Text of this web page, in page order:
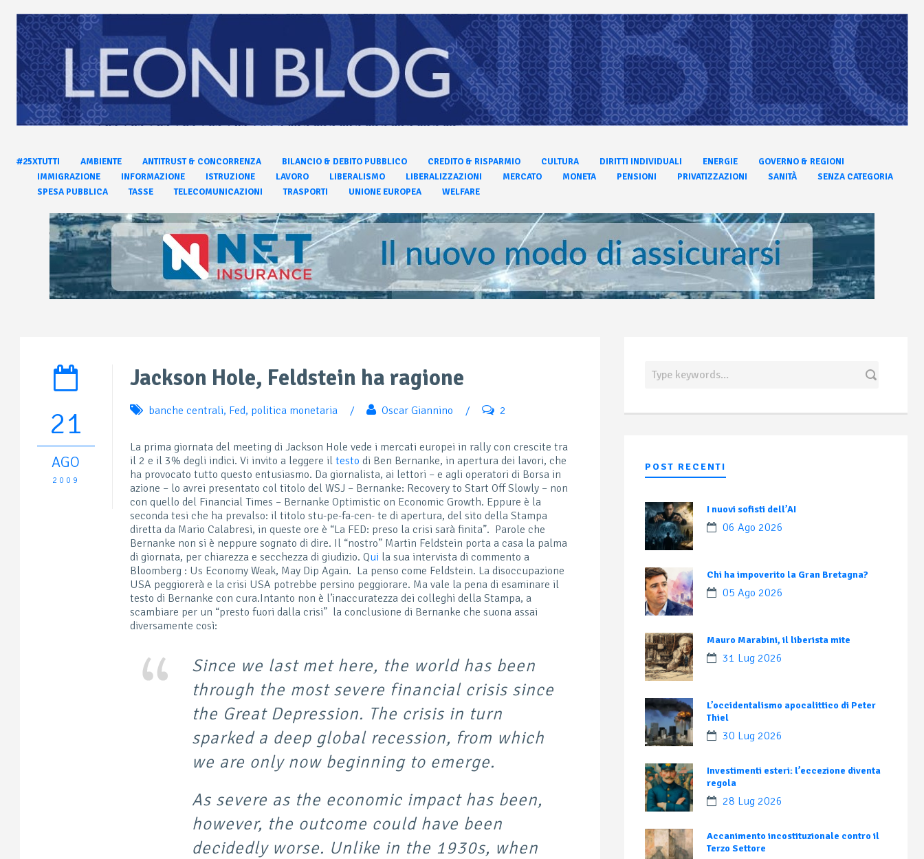
#25XTUTTI AMBIENTE ANTITRUST & CONCORRENZA BILANCIO & DEBITO PUBBLICO CREDITO & RISPARMIO CULTURA DIRITTI INDIVIDUALI ENERGIE
GOVERNO & REGIONI
IMMIGRAZIONE
INFORMAZIONE ISTRUZIONE LAVORO LIBERALISMO LIBERALIZZAZIONI MERCATO MONETA PENSIONI PRIVATIZZAZIONI SANITÀ
SENZA CATEGORIA
SPESA PUBBLICA
TASSE TELECOMUNICAZIONI TRASPORTI UNIONE EUROPEA WELFARE
21
AGO
2009
Jackson Hole, Feldstein ha ragione
banche centrali, Fed, politica monetaria / Oscar Giannino / 2
La prima giornata del meeting di Jackson Hole vede i mercati europei in rally con crescite tra
il 2 e il 3% degli indici. Vi invito a leggere iltesto di Ben Bernanke, in apertura dei lavori, che
ha provocato tutto questo entusiasmo. Da giornalista, ai lettori – e agli operatori di Borsa in
azione – lo avrei presentato col titolo del WSJ – Bernanke: Recovery to Start Off Slowly – non
con quello del Financial Times – Bernanke Optimistic on Economic Growth. Eppure è la
seconda tesi che ha prevalso: il titolo stu-pe-fa-cen- te di apertura, del sito della Stampa
diretta da Mario Calabresi, in queste ore è “La FED: preso la crisi sarà finita”. Parole che
Bernanke non si è neppure sognato di dire. Il “nostro” Martin Feldstein porta a casa la palma
di giornata, per chiarezza e secchezza di giudizio. Qui la sua intervista di commento a
Bloomberg : Us Economy Weak, May Dip Again. La penso come Feldstein. La disoccupazione
USA peggiorerà e la crisi USA potrebbe persino peggiorare. Ma vale la pena di esaminare il
testo di Bernanke con cura.Intanto non è l’inaccuratezza dei colleghi della Stampa, a
scambiare per un “presto fuori dalla crisi” la conclusione di Bernanke che suona assai
diversamente così:
Since we last met here, the world has been
through the most severe financial crisis since
the Great Depression. The crisis in turn
sparked a deep global recession, from which
we are only now beginning to emerge.
As severe as the economic impact has been,
however, the outcome could have been
decidedly worse. Unlike in the 1930s, when
POST RECENTI
I nuovi sofisti dell’AI
06 Ago 2026
Chi ha impoverito la Gran Bretagna?
05 Ago 2026
Mauro Marabini, il liberista mite
31 Lug 2026
L’occidentalismo apocalittico di Peter
Thiel
30 Lug 2026
Investimenti esteri: l’eccezione diventa
regola
28 Lug 2026
Accanimento incostituzionale contro il
Terzo Settore